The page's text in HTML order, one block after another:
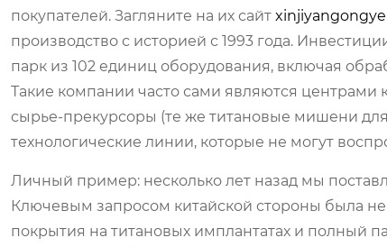
покупателей. Загляните на их сайт
производство с историей с 1993 года.
парк из 102 единиц оборудования, включая
Такие компании часто сами являются
сырье-прекурсоры (те же титановые мишени
технологические линии, которые не могут
Личный пример: несколько лет назад мы
Ключевым запросом китайской стороны была
покрытия на титановых имплантатах и полный